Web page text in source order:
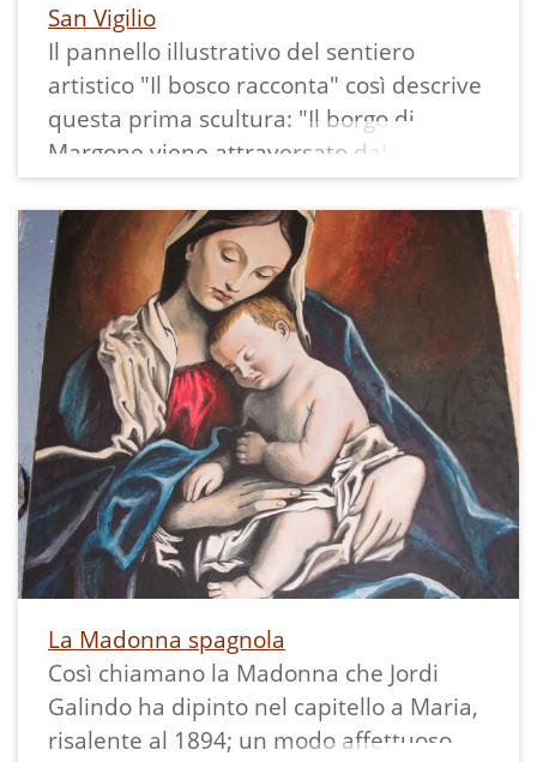
San Vigilio
Il pannello illustrativo del sentiero
artistico "Il bosco racconta" così descrive
questa prima scultura: "Il borgo di
Margone viene attraversato dal sentiero
di "San Vili", l'itinerario che ripercorre i
passi di San Vigilio, terzo vescovo di
Trento, martire e Santo della Chiesa
Cattolica, che da Trento attraversa il
Soprassasso ed il Banale fino a Madonna
di Campiglio."
La tradizione vuole che San Vigilio,
vescovo di Trento alla fine del quarto
secolo, sia passato da qui per andare a
svolgere la sua opera di
evangelizzazione da Trento in Val
Rendena dove venne ucciso. Il sentiero
di "San Vili" ricorda questo suo
peregrinare.
Sulla mappa del sentiero questa
scultura è identificata col numero 1 e la
si può ammirare insieme alle altre:
La Madonna spagnola
Così chiamano la Madonna che Jordi
Galindo ha dipinto nel capitello a Maria,
risalente al 1894; un modo affettuoso